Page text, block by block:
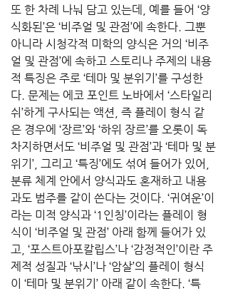
또 한 차례 나눠 담고 있는데, 예를 들어 ‘양
식화된’은 ‘비주얼 및 관점’에 속한다. 그뿐
아니라 시청각적 미학의 양식은 거의 ‘비주
얼 및 관점’에 속하고 스토리나 주제의 내용
적 특징은 주로 ‘테마 및 분위기’를 구성한
다. 문제는 에코 포인트 노바에서 ‘스타일리
쉬’하게 구사되는 액션, 즉 플레이 형식 같
은 경우에 ‘장르’와 ‘하위 장르’를 오롯이 독
차지하면서도 ‘비주얼 및 관점’과 ‘테마 및 분
위기’, 그리고 ‘특징’에도 섞여 들어가 있어,
분류 체계 안에서 양식과도 혼재하고 내용
과도 범주를 같이 쓴다는 것이다. ‘귀여운’이
라는 미적 양식과 ‘1인칭’이라는 플레이 형
식이 ‘비주얼 및 관점’ 아래 함께 들어가 있
고, ‘포스트아포칼립스’나 ‘감정적인’이란 주
제적 성질과 ‘낚시’나 ‘암살’의 플레이 형식
이 ‘테마 및 분위기’ 아래 같이 속한다. ‘특